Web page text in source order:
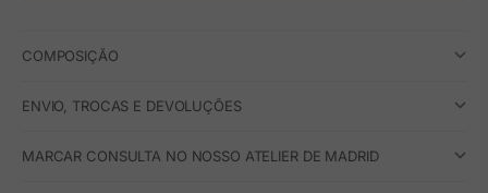
COMPOSIÇÃO
ENVIO, TROCAS E DEVOLUÇÕES
MARCAR CONSULTA NO NOSSO ATELIER DE MADRID